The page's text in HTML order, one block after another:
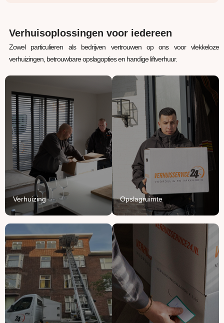
Verhuisoplossingen voor iedereen
Zowel particulieren als bedrijven vertrouwen op ons voor vlekkeloze
verhuizingen, betrouwbare opslagopties en handige liftverhuur.
Verhuizing
Verhuizing
Uw inboedel van A naar
B verhuizen? Wij regelen
het van A tot Z.
Lees Meer
Opslagruimte
Opslagruimte
Jouw spullen staan bij
ons veilig, verwarmd en
beschermd.
Lees Meer
Verhuislift
huren
Breng je verhuizing naar
grote hoogte met onze
verhuisliften.
Logistiek
We vullen onze vrachten
aan met jouw meubels en
producten.